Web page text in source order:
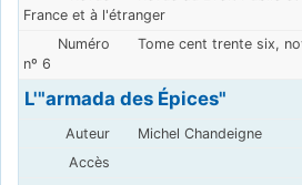
France et à l'étranger
Tome cent trente six,
nº 6
L'"armada des Épices"
Michel Chandeigne